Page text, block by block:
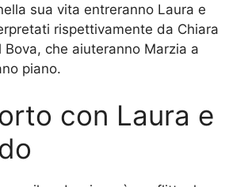
sua vita entreranno Laura e
rispettivamente da Chiara
Bova, che aiuteranno Marzia a
piano.
con Laura e